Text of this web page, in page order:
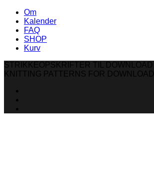
Om
Kalender
FAQ
SHOP
Kurv
STRIKKEOPSKRIFTER TIL DOWNLOAD
KNITTING PATTERNS FOR DOWNLOAD